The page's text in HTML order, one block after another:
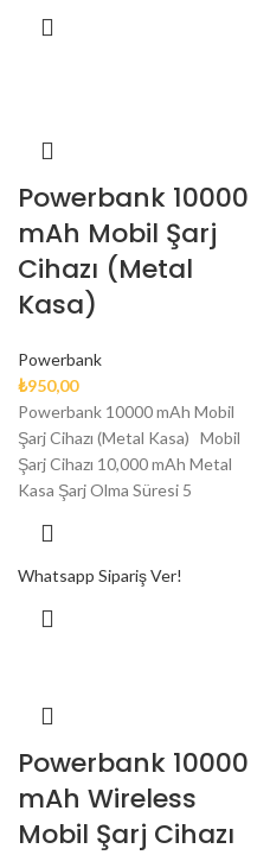
Powerbank 10000
mAh Mobil Şarj
Cihazı (Metal
Kasa)
Powerbank
₺950,00
Powerbank 10000 mAh Mobil
Şarj Cihazı (Metal Kasa) Mobil
Şarj Cihazı 10,000 mAh Metal
Kasa Şarj Olma Süresi 5
Whatsapp Sipariş Ver!
Powerbank 10000
mAh Wireless
Mobil Şarj Cihazı